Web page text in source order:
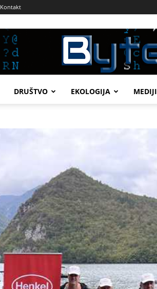
Kontakt
DRUŠTVO EKOLOGIJA MEDIJI